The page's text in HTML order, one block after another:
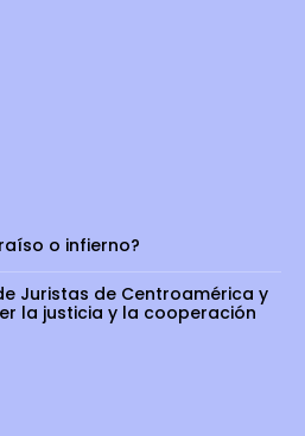
o infierno?
Juristas de Centroamérica y
la justicia y la cooperación